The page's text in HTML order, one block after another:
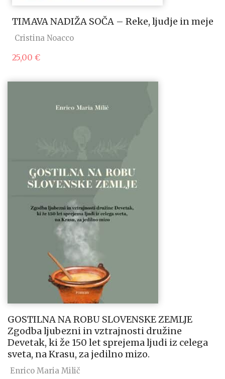
TIMAVA NADIŽA SOČA – Reke, ljudje in meje
Cristina Noacco
25,00 €
GOSTILNA NA ROBU SLOVENSKE ZEMLJE
Zgodba ljubezni in vztrajnosti družine
Devetak, ki že 150 let sprejema ljudi iz celega
sveta, na Krasu, za jedilno mizo.
Enrico Maria Milič